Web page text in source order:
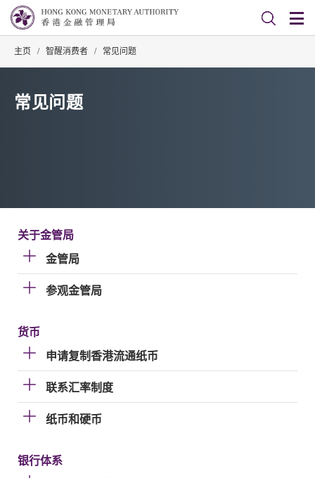
主页 / 智醒消费者 / 常见问题
常见问题
关于金管局
金管局
参观金管局
货币
申请复制香港流通纸币
联系汇率制度
纸币和硬币
银行体系